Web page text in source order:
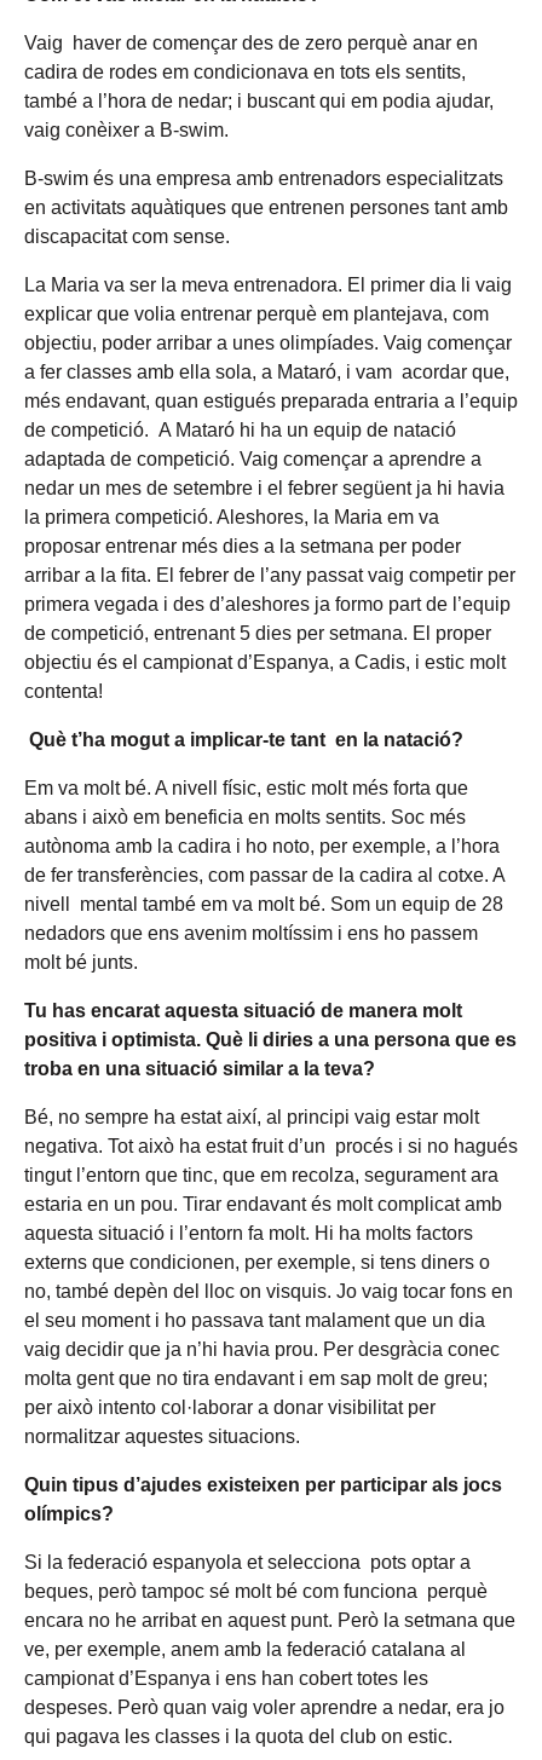
Vaig haver de començar des de zero perquè anar en
cadira de rodes em condicionava en tots els sentits,
també a l’hora de nedar; i buscant qui em podia ajudar,
vaig conèixer a B-swim.
B-swim és una empresa amb entrenadors especialitzats
en activitats aquàtiques que entrenen persones tant amb
discapacitat com sense.
La Maria va ser la meva entrenadora. El primer dia li vaig
explicar que volia entrenar perquè em plantejava, com
objectiu, poder arribar a unes olimpíades. Vaig començar
a fer classes amb ella sola, a Mataró, i vam acordar que,
més endavant, quan estigués preparada entraria a l’equip
de competició. A Mataró hi ha un equip de natació
adaptada de competició. Vaig començar a aprendre a
nedar un mes de setembre i el febrer següent ja hi havia
la primera competició. Aleshores, la Maria em va
proposar entrenar més dies a la setmana per poder
arribar a la fita. El febrer de l’any passat vaig competir per
primera vegada i des d’aleshores ja formo part de l’equip
de competició, entrenant 5 dies per setmana. El proper
objectiu és el campionat d’Espanya, a Cadis, i estic molt
contenta!
Què t’ha mogut a implicar-te tant en la natació?
Em va molt bé. A nivell físic, estic molt més forta que
abans i això em beneficia en molts sentits. Soc més
autònoma amb la cadira i ho noto, per exemple, a l’hora
de fer transferències, com passar de la cadira al cotxe. A
nivell mental també em va molt bé. Som un equip de 28
nedadors que ens avenim moltíssim i ens ho passem
molt bé junts.
Tu has encarat aquesta situació de manera molt
positiva i optimista. Què li diries a una persona que es
troba en una situació similar a la teva?
Bé, no sempre ha estat així, al principi vaig estar molt
negativa. Tot això ha estat fruit d’un procés i si no hagués
tingut l’entorn que tinc, que em recolza, segurament ara
estaria en un pou. Tirar endavant és molt complicat amb
aquesta situació i l’entorn fa molt. Hi ha molts factors
externs que condicionen, per exemple, si tens diners o
no, també depèn del lloc on visquis. Jo vaig tocar fons en
el seu moment i ho passava tant malament que un dia
vaig decidir que ja n’hi havia prou. Per desgràcia conec
molta gent que no tira endavant i em sap molt de greu;
per això intento col·laborar a donar visibilitat per
normalitzar aquestes situacions.
Quin tipus d’ajudes existeixen per participar als jocs
olímpics?
Si la federació espanyola et selecciona pots optar a
beques, però tampoc sé molt bé com funciona perquè
encara no he arribat en aquest punt. Però la setmana que
ve, per exemple, anem amb la federació catalana al
campionat d’Espanya i ens han cobert totes les
despeses. Però quan vaig voler aprendre a nedar, era jo
qui pagava les classes i la quota del club on estic.